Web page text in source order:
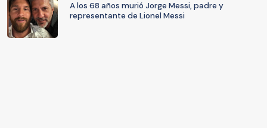
A los 68 años murió Jorge Messi, padre y
representante de Lionel Messi